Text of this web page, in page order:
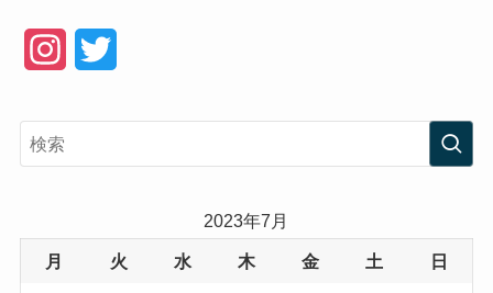
e
2023年7月
月 火 水 木 金 土 日